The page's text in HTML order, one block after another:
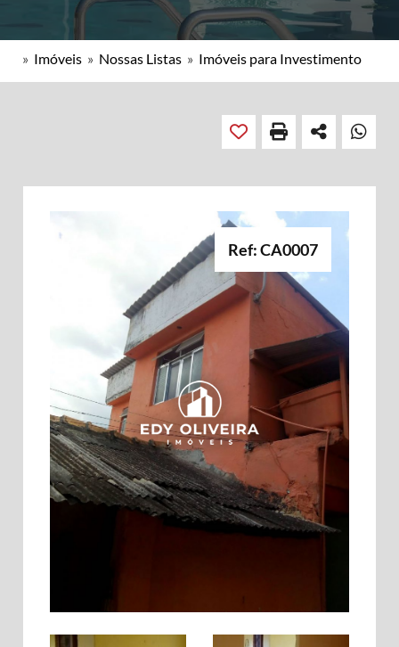
» Imóveis » Nossas Listas » Imóveis para Investimento
Ref: CA0007